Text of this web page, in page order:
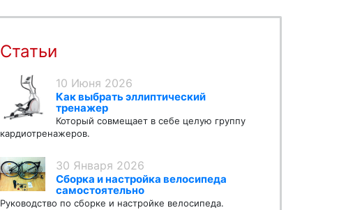
Статьи
10 Июня 2026
Как выбрать эллиптический
тренажер
Который совмещает в себе целую группу
кардиотренажеров.
30 Января 2026
Сборка и настройка велосипеда
самостоятельно
Руководство по сборке и настройке велосипеда.